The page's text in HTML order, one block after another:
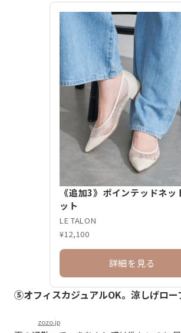
《追加3》ポインテッドネッ
ット
LE TALON
¥12,100
詳細を見る
⑤オフィスカジュアルOK。涼しげロー
zozo.jp